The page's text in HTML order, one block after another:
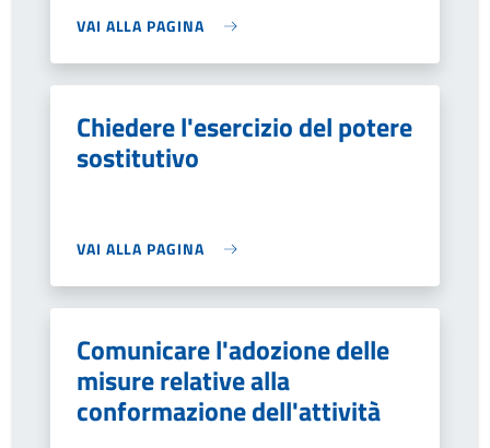
VAI ALLA PAGINA
Chiedere l'esercizio del potere
sostitutivo
VAI ALLA PAGINA
Comunicare l'adozione delle
misure relative alla
conformazione dell'attività